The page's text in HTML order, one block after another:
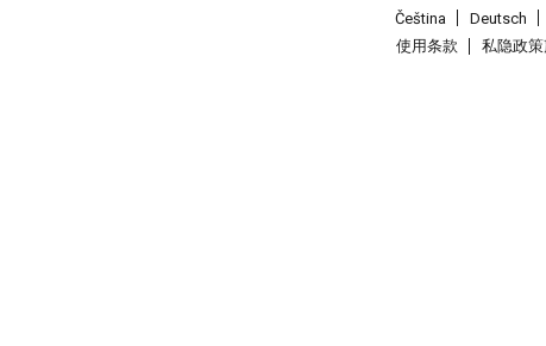
Čeština
Deutsch
使用条款
私隐政策